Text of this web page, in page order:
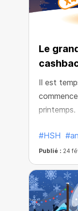
Le
gagnez
Il est
contrôlent
font
cashback
— jusqu'à
#HSH
Publié : 24